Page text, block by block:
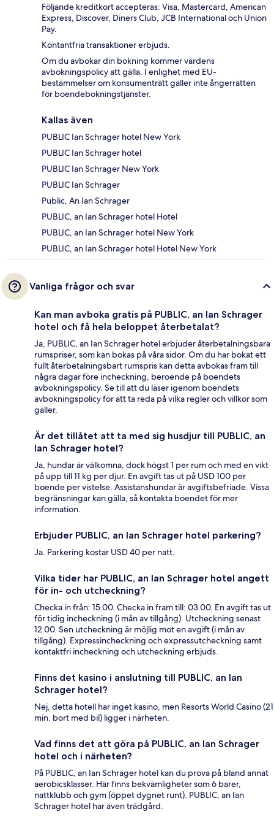
Följande kreditkort accepteras: Visa, Mastercard, American
Express, Discover, Diners Club, JCB International och Union
Pay.
Kontantfria transaktioner erbjuds.
Om du avbokar din bokning kommer värdens
avbokningspolicy att gälla. I enlighet med EU-
bestämmelser om konsumenträtt gäller inte ångerrätten
för boendebokningstjänster.
Kallas även
PUBLIC Ian Schrager hotel New York
PUBLIC Ian Schrager hotel
PUBLIC Ian Schrager New York
PUBLIC Ian Schrager
Public, An Ian Schrager
PUBLIC, an Ian Schrager hotel Hotel
PUBLIC, an Ian Schrager hotel New York
PUBLIC, an Ian Schrager hotel Hotel New York
Vanliga frågor och svar
Kan man avboka gratis på PUBLIC, an Ian Schrager
hotel och få hela beloppet återbetalat?
Ja, PUBLIC, an Ian Schrager hotel erbjuder återbetalningsbara
rumspriser, som kan bokas på våra sidor. Om du har bokat ett
fullt återbetalningsbart rumspris kan detta avbokas fram till
några dagar före incheckning, beroende på boendets
avbokningspolicy. Se till att du läser igenom boendets
avbokningspolicy för att ta reda på vilka regler och villkor som
gäller.
Är det tillåtet att ta med sig husdjur till PUBLIC, an
Ian Schrager hotel?
Ja, hundar är välkomna, dock högst 1 per rum och med en vikt
på upp till 11 kg per djur. En avgift tas ut på USD 100 per
boende per vistelse. Assistanshundar är avgiftsbefriade. Vissa
begränsningar kan gälla, så kontakta boendet för mer
information.
Erbjuder PUBLIC, an Ian Schrager hotel parkering?
Ja. Parkering kostar USD 40 per natt.
Vilka tider har PUBLIC, an Ian Schrager hotel angett
för in- och utcheckning?
Checka in från: 15.00. Checka in fram till: 03.00. En avgift tas ut
för tidig incheckning (i mån av tillgång). Utcheckning senast
12.00. Sen utcheckning är möjlig mot en avgift (i mån av
tillgång). Expressincheckning och expressutcheckning samt
kontaktfri incheckning och utcheckning erbjuds.
Finns det kasino i anslutning till PUBLIC, an Ian
Schrager hotel?
Nej, detta hotell har inget kasino, men Resorts World Casino (21
min. bort med bil) ligger i närheten.
Vad finns det att göra på PUBLIC, an Ian Schrager
hotel och i närheten?
På PUBLIC, an Ian Schrager hotel kan du prova på bland annat
aerobicsklasser. Här finns bekvämligheter som 6 barer,
nattklubb och gym (öppet dygnet runt). PUBLIC, an Ian
Schrager hotel har även trädgård.